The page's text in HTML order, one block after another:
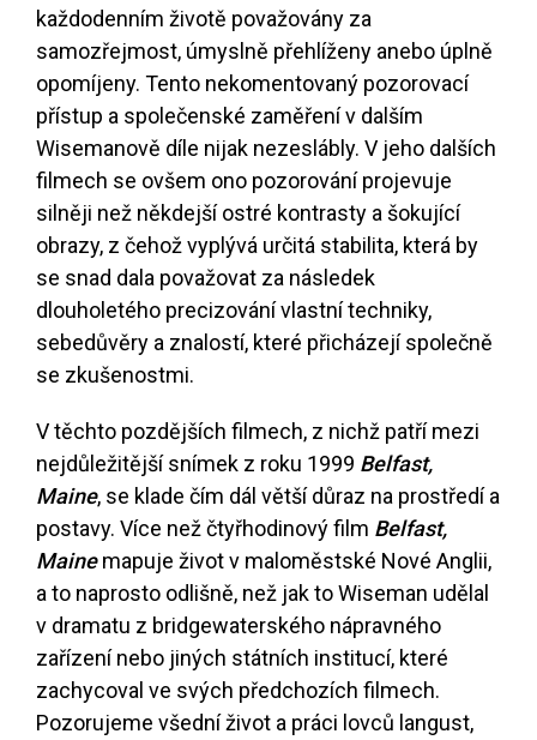
každodenním životě považovány za
samozřejmost, úmyslně přehlíženy anebo úplně
opomíjeny. Tento nekomentovaný pozorovací
přístup a společenské zaměření v dalším
Wisemanově díle nijak nezeslábly. V jeho dalších
filmech se ovšem ono pozorování projevuje
silněji než někdejší ostré kontrasty a šokující
obrazy, z čehož vyplývá určitá stabilita, která by
se snad dala považovat za následek
dlouholetého precizování vlastní techniky,
sebedůvěry a znalostí, které přicházejí společně
se zkušenostmi.
V těchto pozdějších filmech, z nichž patří mezi
nejdůležitější snímek z roku 1999 Belfast,
Maine, se klade čím dál větší důraz na prostředí a
postavy. Více než čtyřhodinový film Belfast,
Mainemapuje život v maloměstské Nové Anglii,
a to naprosto odlišně, než jak to Wiseman udělal
v dramatu z bridgewaterského nápravného
zařízení nebo jiných státních institucí, které
zachycoval ve svých předchozích filmech.
Pozorujeme všední život a práci lovců langust,